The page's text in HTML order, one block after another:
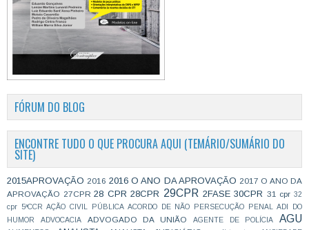
FÓRUM DO BLOG
ENCONTRE TUDO O QUE PROCURA AQUI (TEMÁRIO/SUMÁRIO DO
SITE)
2015APROVAÇÃO 2016 2016 O ANO DA APROVAÇÃO 2017 O ANO DA
APROVAÇÃO 27CPR 28 CPR 28CPR 29CPR 2FASE 30CPR 31 cpr 32
cpr
5ªCCR AÇÃO CIVIL PÚBLICA ACORDO DE NÃO PERSECUÇÃO PENAL
ADI DO
HUMOR
ADVOCACIA ADVOGADO DA UNIÃO AGENTE DE POLÍCIA AGU